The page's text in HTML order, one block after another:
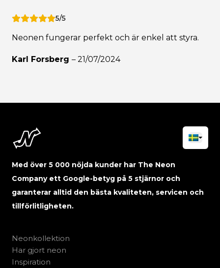
5/5
Neonen fungerar perfekt och är enkel att styra.
Karl Forsberg – 21/07/2024
Med över 5 000 nöjda kunder har The Neon
Company ett Google-betyg på 5 stjärnor och
garanterar alltid den bästa kvaliteten, servicen och
tillförlitligheten.
Neonkollektion
Har gjort neon
Inspiration